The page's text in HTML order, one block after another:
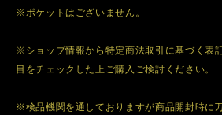
※ポケットはございません。
※ショップ情報から特定商法取引に基づく表
目をチェックした上ご購入ご検討ください。
※検品機関を通しておりますが商品開封時に